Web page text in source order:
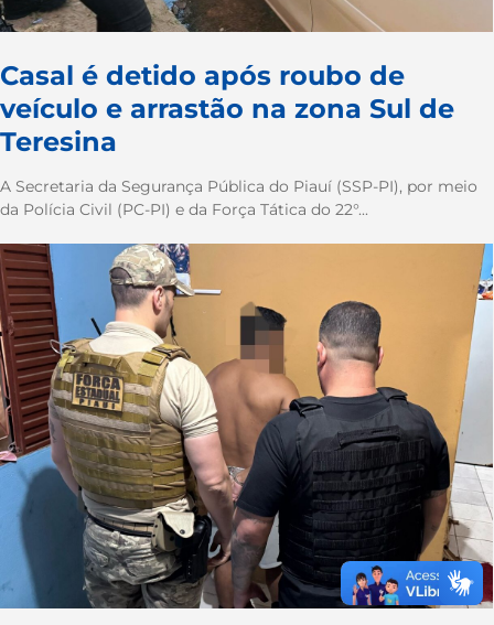
Casal é detido após roubo de
veículo e arrastão na zona Sul de
Teresina
A Secretaria da Segurança Pública do Piauí (SSP-PI), por meio
da Polícia Civil (PC-PI) e da Força Tática do 22°...